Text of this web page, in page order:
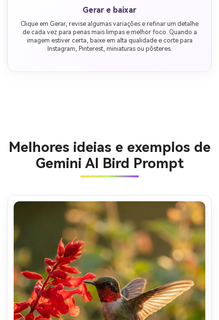
Gerar e baixar
Clique em Gerar, revise algumas variações e refinar um detalhe
de cada vez para penas mais limpas e melhor foco. Quando a
imagem estiver certa, baixe em alta qualidade e corte para
Instagram, Pinterest, miniaturas ou pôsteres.
Melhores ideias e exemplos de
Gemini AI Bird Prompt